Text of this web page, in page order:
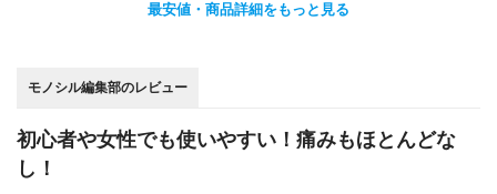
最安値・商品詳細をもっと見る
モノシル編集部のレビュー
初心者や女性でも使いやすい！痛みもほとんどな
し！